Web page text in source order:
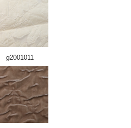
g2001011